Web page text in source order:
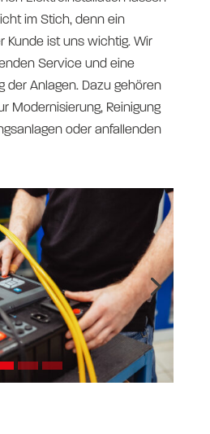
im Stich, denn ein
Kunde ist uns wichtig. Wir
Service und eine
der Anlagen. Dazu gehören
Modernisierung, Reinigung
oder anfallenden